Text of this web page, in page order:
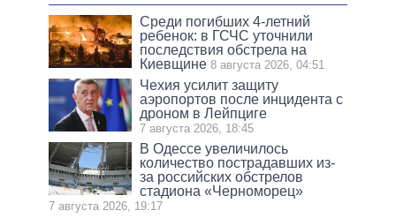
Среди погибших 4-летний
ребенок: в ГСЧС уточнили
последствия обстрела на
Киевщине 8 августа 2026, 04:51
Чехия усилит защиту
аэропортов после инцидента с
дроном в Лейпциге
7 августа 2026, 18:45
В Одессе увеличилось
количество пострадавших из-
за российских обстрелов
стадиона «Черноморец»
7 августа 2026, 19:17